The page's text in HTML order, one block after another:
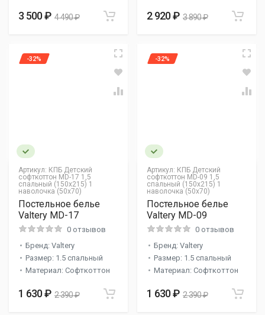
3 500 ₽ 4 490 ₽ 2 920 ₽ 3 890 ₽
Артикул: КПБ Детский
софткоттон MD-17 1,5
спальный (150х215) 1
наволочка (50х70)
-32%
Постельное белье
Valtery MD-17
0 отзывов
Бренд: Valtery
Размер: 1.5 спальный
Материал: Софткоттон
1 630 ₽ 2 390 ₽
Артикул: КПБ Детский
софткоттон MD-09 1,5
спальный (150х215) 1
наволочка (50х70)
-32%
Постельное белье
Valtery MD-09
0 отзывов
Бренд: Valtery
Размер: 1.5 спальный
Материал: Софткоттон
1 630 ₽ 2 390 ₽